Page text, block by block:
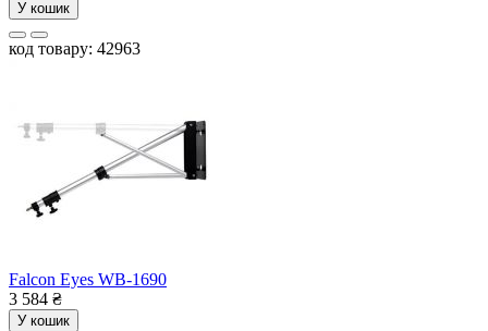
У кошик
код товару: 42963
Falcon Eyes WB-1690
3 584 ₴
У кошик